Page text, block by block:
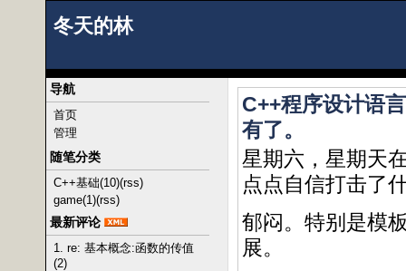
冬天的林
导航
首页
管理
随笔分类
C++基础(10)(rss)
game(1)(rss)
最新评论
1. re: 基本概念:函数的传值
(2)
C++程序设计语
有了。
星期六，星期天
点点自信打击了
郁闷。特别是模
展。